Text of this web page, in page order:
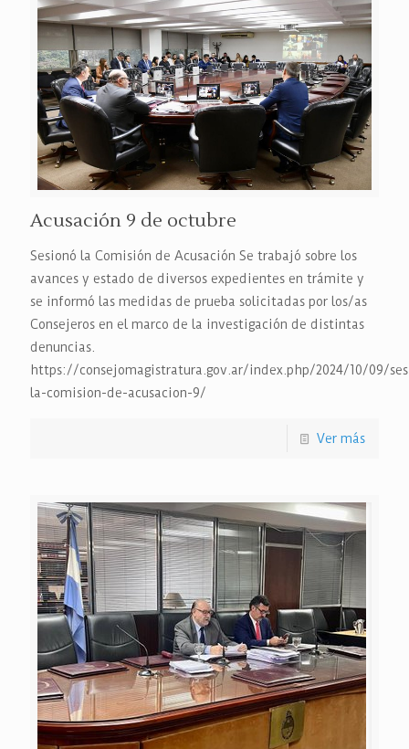
Acusación 9 de octubre
Sesionó la Comisión de Acusación Se trabajó sobre los
avances y estado de diversos expedientes en trámite y
se informó las medidas de prueba solicitadas por los/as
Consejeros en el marco de la investigación de distintas
denuncias.
https://consejomagistratura.gov.ar/index.php/2024/10/09/
la-comision-de-acusacion-9/
Ver más